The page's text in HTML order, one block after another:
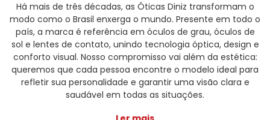
Há mais de três décadas, as Óticas Diniz transformam o
modo como o Brasil enxerga o mundo. Presente em todo o
país, a marca é referência em óculos de grau, óculos de
sol e lentes de contato, unindo tecnologia óptica, design e
conforto visual. Nosso compromisso vai além da estética:
queremos que cada pessoa encontre o modelo ideal para
refletir sua personalidade e garantir uma visão clara e
saudável em todas as situações.